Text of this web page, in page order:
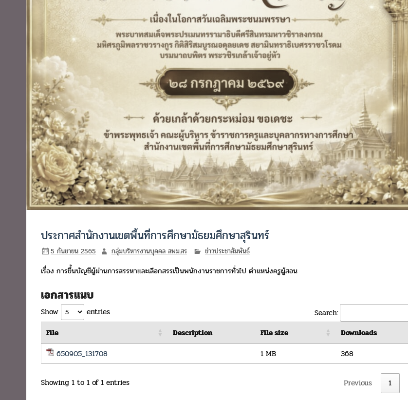
ประกาศสำนักงานเขตพื้นที่การศึกษามัธยมศึกษาสุรินทร์
5 กันยายน 2565 กลุ่มบริหารงานบุคคล สพม.สร ข่าวประชาสัมพันธ์
เรื่อง การขึ้นบัญชีผู้ผ่านการสรรหาและเลือกสรรเป็นพนักงานราชการทั่วไป ตำแหน่งครูผู้สอน
เอกสารแนบ
Show entries
Search:
File
Description File size
Downloads
650905_131708
1 MB 368
Showing 1 to 1 of 1 entries Previous 1